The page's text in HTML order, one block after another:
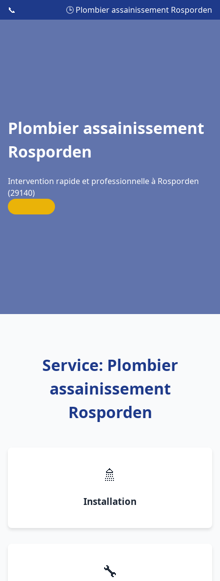
📞 🕒 Plombier assainissement Rosporden
Plombier assainissement
Rosporden
Intervention rapide et professionnelle à Rosporden
(29140)
Service: Plombier
assainissement
Rosporden
🚿
Installation
🔧